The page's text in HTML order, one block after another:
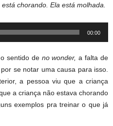
chorando. Ela está molhada.
00:00
sentido de no wonder,a falta de
se notar uma causa para isso.
a pessoa viu que a criança
a criança não estava chorando
exemplos pra treinar o que já